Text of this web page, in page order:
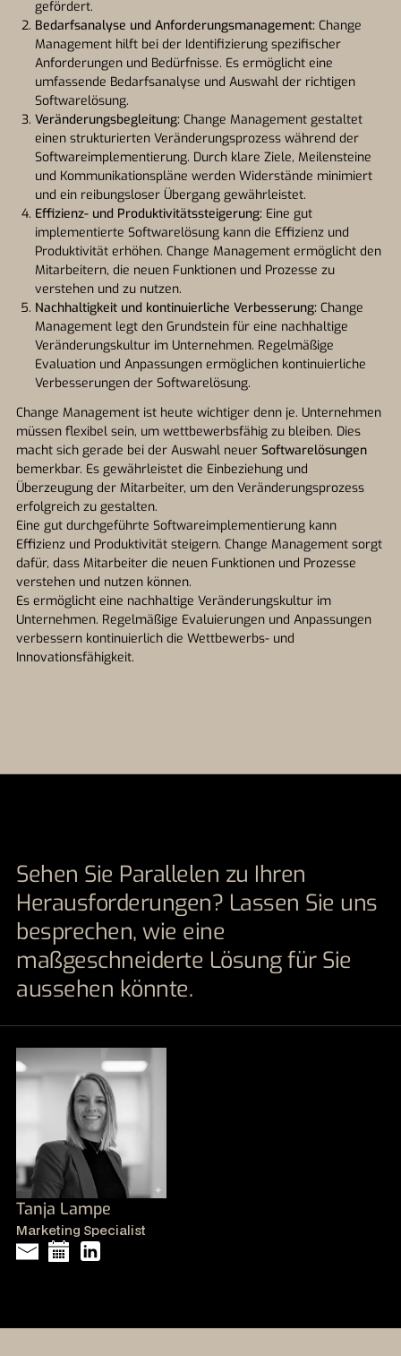
gefördert.
Bedarfsanalyse und Anforderungsmanagement: Change
Management hilft bei der Identifizierung spezifischer
Anforderungen und Bedürfnisse. Es ermöglicht eine
umfassende Bedarfsanalyse und Auswahl der richtigen
Softwarelösung.
Veränderungsbegleitung: Change Management gestaltet
einen strukturierten Veränderungsprozess während der
Softwareimplementierung. Durch klare Ziele, Meilensteine
und Kommunikationspläne werden Widerstände minimiert
und ein reibungsloser Übergang gewährleistet.
Effizienz- und Produktivitätssteigerung: Eine gut
implementierte Softwarelösung kann die Effizienz und
Produktivität erhöhen. Change Management ermöglicht den
Mitarbeitern, die neuen Funktionen und Prozesse zu
verstehen und zu nutzen.
Nachhaltigkeit und kontinuierliche Verbesserung: Change
Management legt den Grundstein für eine nachhaltige
Veränderungskultur im Unternehmen. Regelmäßige
Evaluation und Anpassungen ermöglichen kontinuierliche
Verbesserungen der Softwarelösung.
Change Management ist heute wichtiger denn je. Unternehmen
müssen flexibel sein, um wettbewerbsfähig zu bleiben. Dies
macht sich gerade bei der Auswahl neuer Softwarelösungen
bemerkbar. Es gewährleistet die Einbeziehung und
Überzeugung der Mitarbeiter, um den Veränderungsprozess
erfolgreich zu gestalten.
Eine gut durchgeführte Softwareimplementierung kann
Effizienz und Produktivität steigern. Change Management sorgt
dafür, dass Mitarbeiter die neuen Funktionen und Prozesse
verstehen und nutzen können.
Es ermöglicht eine nachhaltige Veränderungskultur im
Unternehmen. Regelmäßige Evaluierungen und Anpassungen
verbessern kontinuierlich die Wettbewerbs- und
Innovationsfähigkeit.
Sehen Sie Parallelen zu Ihren
Herausforderungen? Lassen Sie uns
besprechen, wie eine
maßgeschneiderte Lösung für Sie
aussehen könnte.
Tanja Lampe
Marketing Specialist